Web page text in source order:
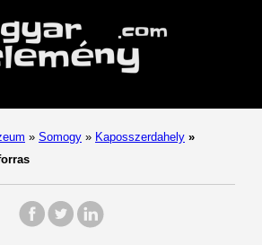
» Somogy » Kaposszerdahely »